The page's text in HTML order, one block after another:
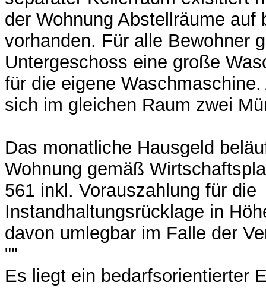
der Wohnung Abstellräume auf
vorhanden. Für alle Bewohner
Untergeschoss eine große
für die eigene
sich im gleichen Raum zwei
Das monatliche Hausgeld
Wohnung gemäß
561 inkl. Vorauszahlung für die
Instandhaltungsrücklage in
davon umlegbar im Falle der
""
Es liegt ein bedarfsorientierter